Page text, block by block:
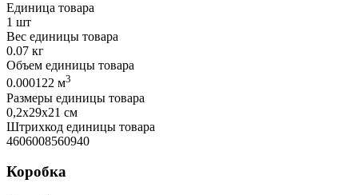
Единица товара
1 шт
Вес единицы товара
0.07 кг
Объем единицы товара
0.000122 м3
Размеры единицы товара
0,2х29х21 см
Штрихкод единицы товара
4606008560940
Коробка